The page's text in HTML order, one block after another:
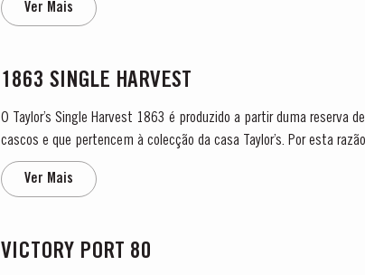
Ver Mais
1863 SINGLE HARVEST
O Taylor’s Single Harvest 1863 é produzido a partir duma reserva
cascos e que pertencem à colecção da casa Taylor’s. Por esta
Ver Mais
VICTORY PORT 80